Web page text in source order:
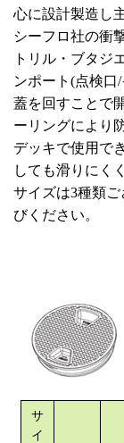
心に設計製造し
シーフロ社の衝
トリル・ブタジ
ンポート(点検口
蓋を回すことで
ーリングにより
デッキで使用で
しても滑りにく
サイズは3種類
びください。
サ
イ